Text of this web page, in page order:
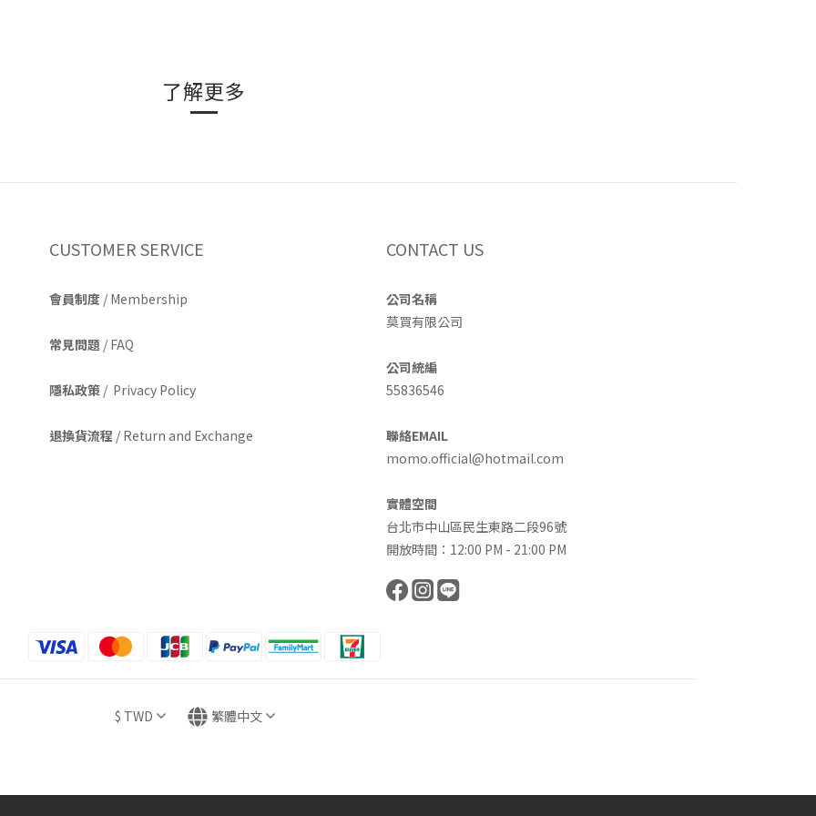
了解更多
CUSTOMER SERVICE
會員制度 / Membership
常見問題 / FAQ
隱私政策 / Privacy Policy
退換貨流程 / Return and Exchange
CONTACT US
公司名稱
莫買有限公司
公司統編
55836546
聯絡EMAIL
momo.official@hotmail.com
實體空間
台北市中山區民生東路二段96號
開放時間：12:00 PM - 21:00 PM
$ TWD 繁體中文